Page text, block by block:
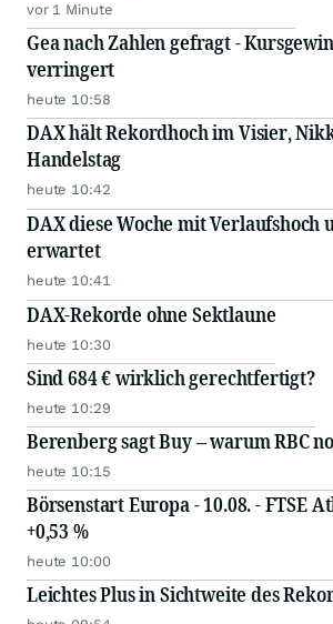
vor 1 Minute
Gea nach Zahlen gefragt -
verringert
heute 10:58
DAX hält Rekordhoch im Visier,
Handelstag
heute 10:42
DAX diese Woche mit
erwartet
heute 10:41
DAX-Rekorde ohne Sektlaune
heute 10:30
Sind 684 € wirklich gerechtfertigt?
heute 10:29
Berenberg sagt Buy – warum RBC
heute 10:15
Börsenstart Europa - 10.08. - FTSE
+0,53 %
heute 10:00
Leichtes Plus in Sichtweite des